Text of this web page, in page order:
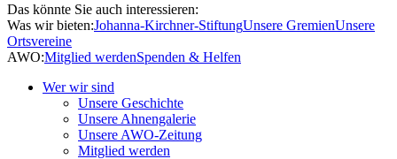
Das könnte Sie auch interessieren:
Was wir bieten:Johanna-Kirchner-StiftungUnsere GremienUnsere
Ortsvereine
AWO:Mitglied werdenSpenden & Helfen
Wer wir sind
Unsere Geschichte
Unsere Ahnengalerie
Unsere AWO-Zeitung
Mitglied werden